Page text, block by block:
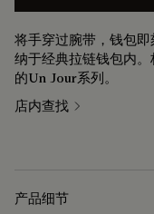
将手穿过腕带，钱包
纳于经典拉链钱包内
的Un Jour系列。
店内查找
产品细节